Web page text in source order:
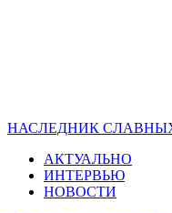
НАСЛЕДНИК
АКТУАЛЬНО
ИНТЕРВЬЮ
НОВОСТИ